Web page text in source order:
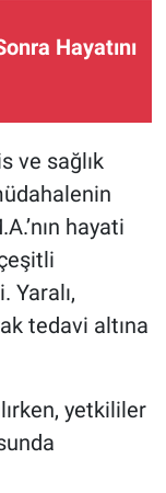
Hayatını
ve sağlık
hayati
Yaralı,
tedavi altına
yetkililer